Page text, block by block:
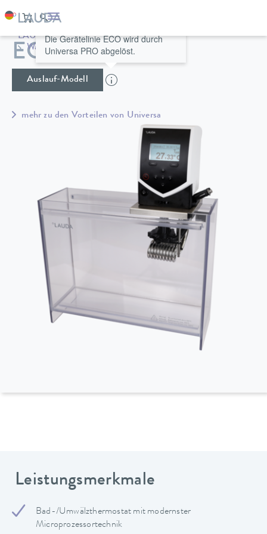
LAUDA Temperiergeräte
Thermostate
Wärmethermostate
Universa
ECO ET 15 S
Auslauf-Modell
Die Gerätelinie ECO wird durch
Universa PRO abgelöst.
mehr zu den Vorteilen von Universa
Leistungsmerkmale
Bad-/Umwälzthermostat mit modernster
Microprozessortechnik